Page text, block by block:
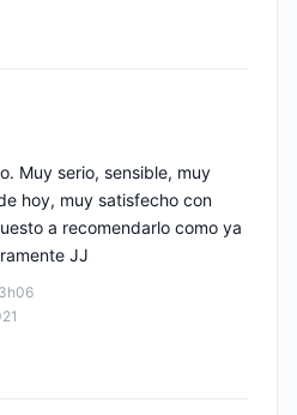
Muy serio, sensible, muy
hoy, muy satisfecho con
a recomendarlo como ya
JJ